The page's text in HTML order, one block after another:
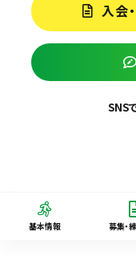
入会
SNS
基本情報 募集・